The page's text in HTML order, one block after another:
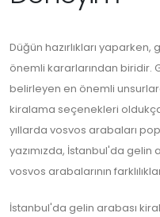
Düğün hazırlıkları
önemli kararlarından biridir.
belirleyen en önemli
kiralama seçenekleri
yıllarda vosvos arabaları
yazımızda, İstanbul'da
vosvos arabalarının
İstanbul'da gelin arabası